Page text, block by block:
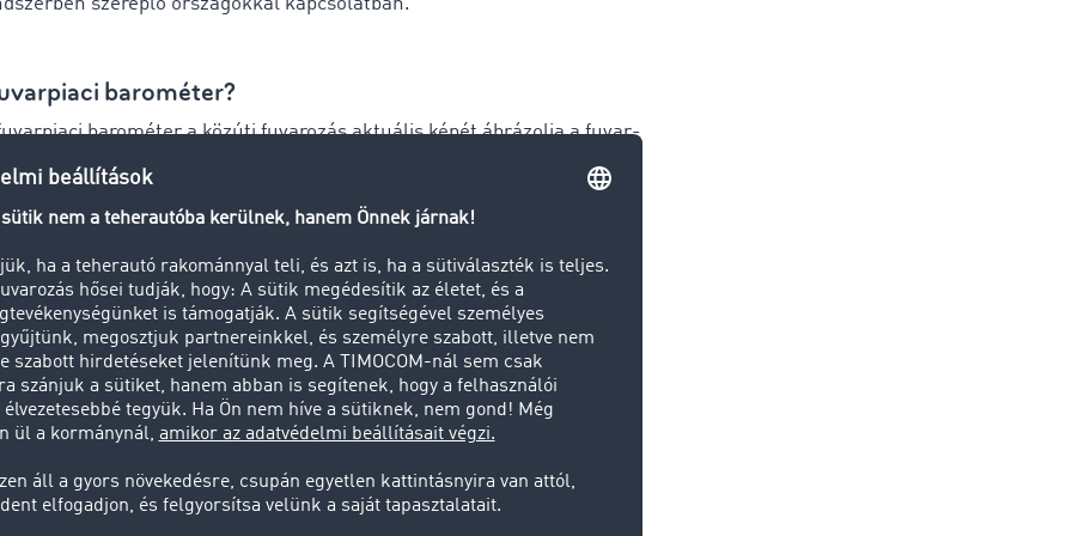
szereplő országokkal kapcsolatban.
barométer?
barométer a közúti fuvarozás aktuális képét ábrázolja a fuvar-
tekintetében. 46 európai ország országos viszonylatai is
valamint segítségével szemmel tarthatók a piaci
kívül megbízható adatbázist jelent az ártárgyalásokhoz és a
a fuvarpiaci barométer?
példát! A TIMOCOM fuvarpiaci barométer oldalra kattintva úgy
hétről hétre a fuvarok és a rakterek százalékos megoszlása “A
tartozó fuvar- és raktérarány” alcím alatt, ha beállítjuk a
pontok alatt a legördülő menüben a kívánt úti célokat. 2022.